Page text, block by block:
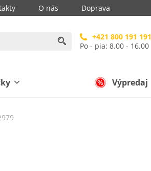
O nás Doprava
+421 800 191 191
Po - pia: 8.00 - 16.00
Výpredaj